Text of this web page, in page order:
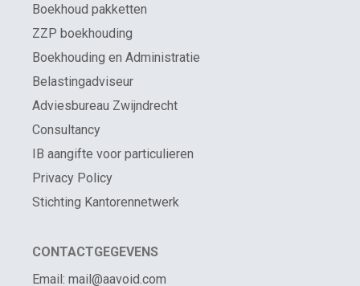
Boekhoud pakketten
ZZP boekhouding
Boekhouding en Administratie
Belastingadviseur
Adviesbureau Zwijndrecht
Consultancy
IB aangifte voor particulieren
Privacy Policy
Stichting Kantorennetwerk
CONTACTGEGEVENS
Email: mail@aavoid.com